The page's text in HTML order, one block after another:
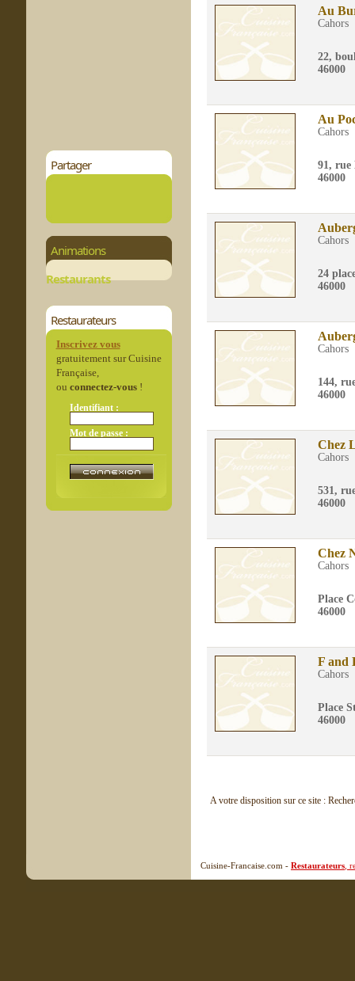
Partager
Animations
Restaurants
Restaurateurs
Inscrivez vous
gratuitement sur Cuisine
Française,
ou connectez-vous!
Identifiant :
Mot de passe :
Au
Cahors
22,
46000
Au
Cahors
91, rue
46000
Cahors
24
46000
Cahors
144,
46000
Chez
Cahors
531,
46000
Chez
Cahors
Place
46000
F and
Cahors
Place
46000
A votre disposition sur ce site :
Cuisine-Francaise.com - Restaurateurs ,